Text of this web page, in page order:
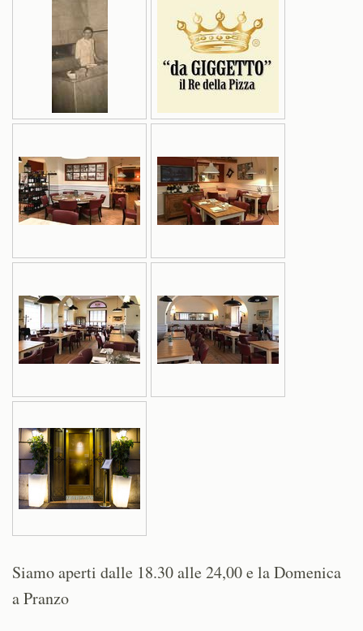
Siamo aperti dalle 18.30 alle 24,00 e la Domenica
a Pranzo